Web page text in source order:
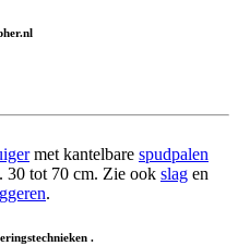
met kantelbare spudpalen
30 tot 70 cm. Zie ook slag en
.
.